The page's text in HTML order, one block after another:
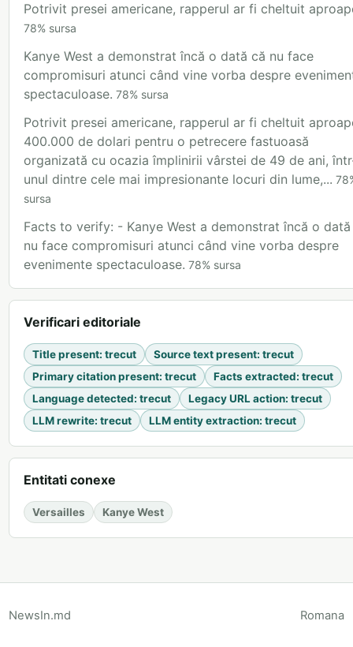
Potrivit presei americane, rapperul ar fi cheltuit
78% sursa
Kanye West a demonstrat încă o dată că nu face
compromisuri atunci când vine vorba despre
spectaculoase. 78% sursa
Potrivit presei americane, rapperul ar fi cheltuit
400.000 de dolari pentru o petrecere fastuoasă
organizată cu ocazia împlinirii vârstei de 49 de ani,
unul dintre cele mai impresionante locuri din lume,... 78
sursa
Facts to verify: - Kanye West a demonstrat încă o
nu face compromisuri atunci când vine vorba despre
evenimente spectaculoase. 78% sursa
Verificari editoriale
Title present: trecut Source text present: trecut
Primary citation present: trecut Facts extracted: trecut
Language detected: trecut Legacy URL action: trecut
LLM rewrite: trecut LLM entity extraction: trecut
Entitati conexe
Versailles Kanye West
NewsIn.md Romana